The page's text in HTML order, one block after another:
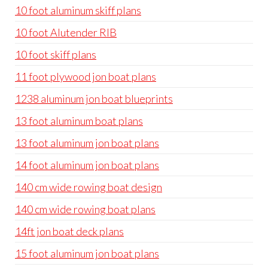
10 foot aluminum skiff plans
10 foot Alutender RIB
10 foot skiff plans
11 foot plywood jon boat plans
1238 aluminum jon boat blueprints
13 foot aluminum boat plans
13 foot aluminum jon boat plans
14 foot aluminum jon boat plans
140 cm wide rowing boat design
140 cm wide rowing boat plans
14ft jon boat deck plans
15 foot aluminum jon boat plans